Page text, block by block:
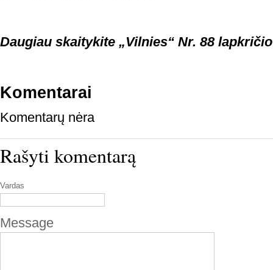
Daugiau skaitykite „Vilnies“ Nr. 88
Komentarai
Komentarų nėra
Rašyti komentarą
Vardas
Message